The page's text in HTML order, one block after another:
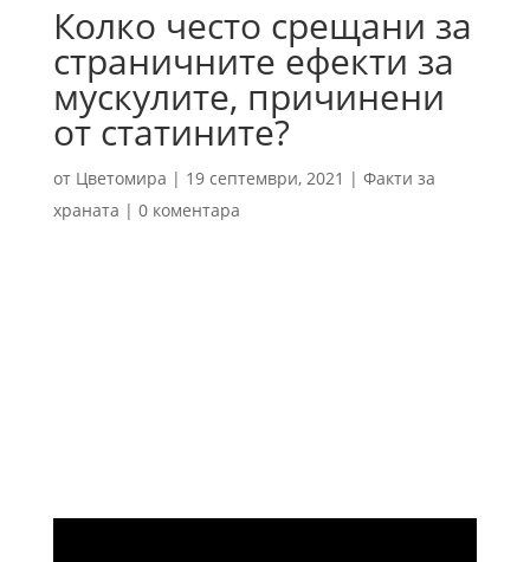
Колко често срещани за
страничните ефекти за
мускулите, причинени
от статините?
от Цветомира | 19 септември, 2021 | Факти за
храната | 0 коментара